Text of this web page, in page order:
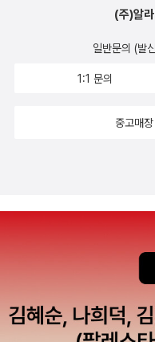
워져. 아, 다 읽고 나면 진짜
냥 한동안 묵묵할 것만 같은
의무감이 늘 생기는데 읽기
여기는 있으려나 서점 같은
한 방 먹은 기분. 어쨌거나
고 스토리가 어디 있겠나, 명
으니 다른 손님들도 어울렁
는 거지. 그러고보면 명사 하
(주)알
일반문의 (발
1:1 문의
중고매